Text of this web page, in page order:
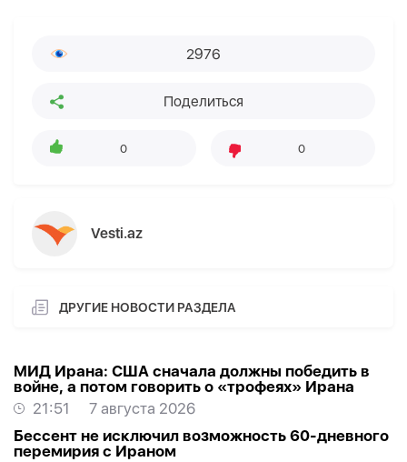
2976
Поделиться
0 0
Vesti.az
ДРУГИЕ НОВОСТИ РАЗДЕЛА
МИД Ирана: США сначала должны победить в
войне, а потом говорить о «трофеях» Ирана
21:51
7 августа 2026
Бессент не исключил возможность 60-дневного
перемирия с Ираном